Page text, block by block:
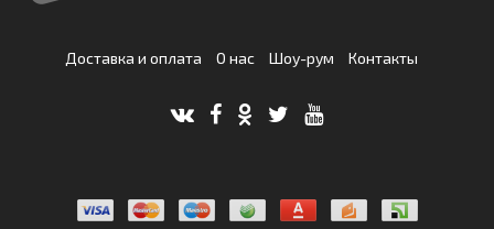
Доставка и оплата О нас Шоу-рум Контакты